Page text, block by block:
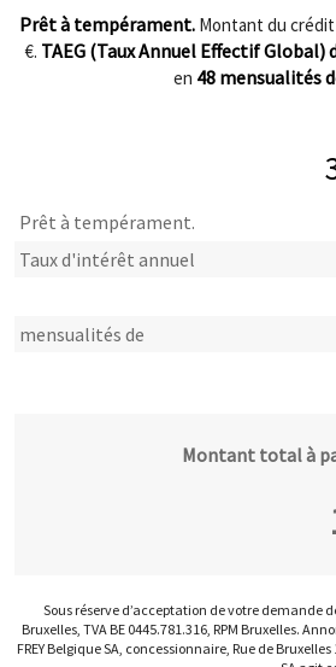
Prêt à tempérament.Montant du crédit
€. TAEG (Taux Annuel Effectif Global)
en 48 mensualités
Prêt à tempérament.
Taux d'intérêt annuel
mensualités de
Montant total à
Sous réserve d’acceptation de votre demande
Bruxelles, TVA BE 0445.781.316, RPM Bruxelles.
FREY Belgique SA, concessionnaire, Rue de